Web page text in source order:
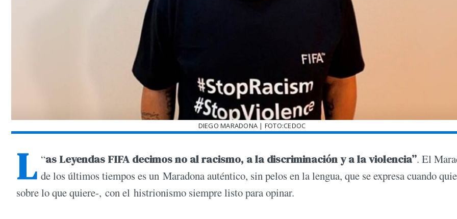
DIEGO MARADONA | FOTO:CEDOC
“
L as Leyendas FIFA decimos no al racismo, a la discriminación y a la violencia”. El
de los últimos tiempos es un Maradona auténtico, sin pelos en la lengua, que se expresa cuando
sobre lo que quiere-, con el histrionismo siempre listo para opinar.